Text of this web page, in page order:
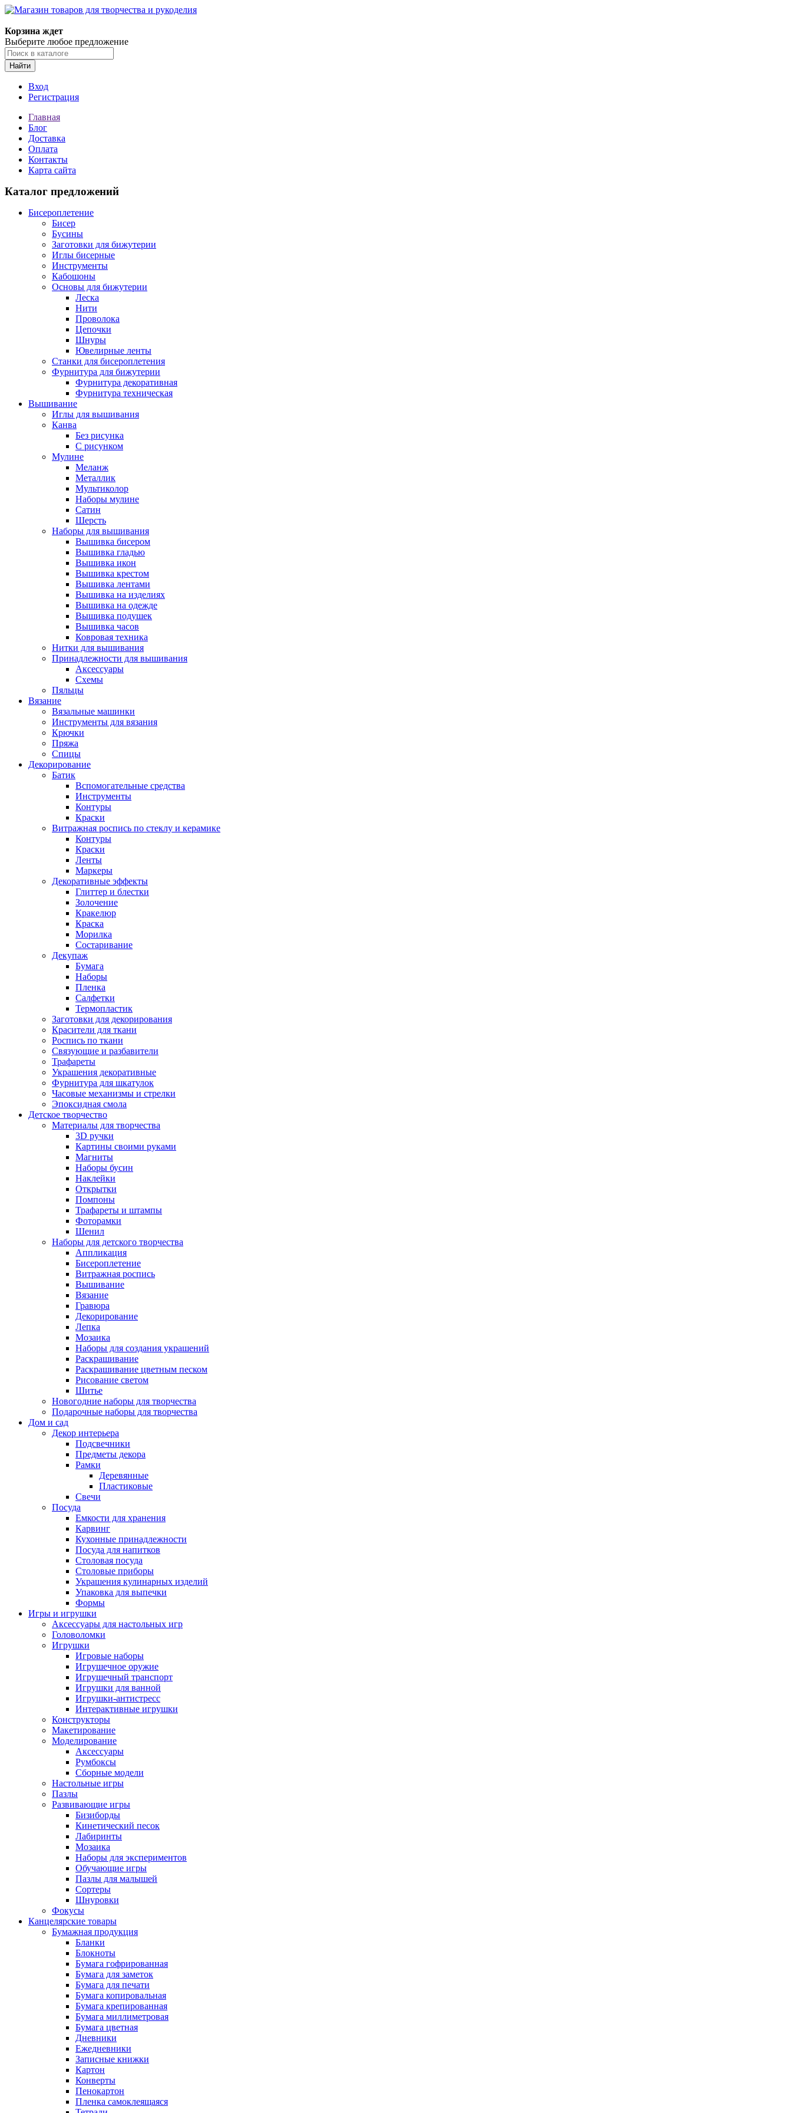
Корзина ждет
Выберите любое предложение
Найти
Вход
Регистрация
Главная
Блог
Доставка
Оплата
Контакты
Карта сайта
Каталог предложений
Бисероплетение
Бисер
Бусины
Заготовки для бижутерии
Иглы бисерные
Инструменты
Кабошоны
Основы для бижутерии
Леска
Нити
Проволока
Цепочки
Шнуры
Ювелирные ленты
Станки для бисероплетения
Фурнитура для бижутерии
Фурнитура декоративная
Фурнитура техническая
Вышивание
Иглы для вышивания
Канва
Без рисунка
С рисунком
Мулине
Меланж
Металлик
Мультиколор
Наборы мулине
Сатин
Шерсть
Наборы для вышивания
Вышивка бисером
Вышивка гладью
Вышивка икон
Вышивка крестом
Вышивка лентами
Вышивка на изделиях
Вышивка на одежде
Вышивка подушек
Вышивка часов
Ковровая техника
Нитки для вышивания
Принадлежности для вышивания
Аксессуары
Схемы
Пяльцы
Вязание
Вязальные машинки
Инструменты для вязания
Крючки
Пряжа
Спицы
Декорирование
Батик
Вспомогательные средства
Инструменты
Контуры
Краски
Витражная роспись по стеклу и керамике
Контуры
Краски
Ленты
Маркеры
Декоративные эффекты
Глиттер и блестки
Золочение
Кракелюр
Краска
Морилка
Состаривание
Декупаж
Бумага
Наборы
Пленка
Салфетки
Термопластик
Заготовки для декорирования
Красители для ткани
Роспись по ткани
Связующие и разбавители
Трафареты
Украшения декоративные
Фурнитура для шкатулок
Часовые механизмы и стрелки
Эпоксидная смола
Детское творчество
Материалы для творчества
3D ручки
Картины своими руками
Магниты
Наборы бусин
Наклейки
Открытки
Помпоны
Трафареты и штампы
Фоторамки
Шенил
Наборы для детского творчества
Аппликация
Бисероплетение
Витражная роспись
Вышивание
Вязание
Гравюра
Декорирование
Лепка
Мозаика
Наборы для создания украшений
Раскрашивание
Раскрашивание цветным песком
Рисование светом
Шитье
Новогодние наборы для творчества
Подарочные наборы для творчества
Дом и сад
Декор интерьера
Подсвечники
Предметы декора
Рамки
Деревянные
Пластиковые
Свечи
Посуда
Емкости для хранения
Карвинг
Кухонные принадлежности
Посуда для напитков
Столовая посуда
Столовые приборы
Украшения кулинарных изделий
Упаковка для выпечки
Формы
Игры и игрушки
Аксессуары для настольных игр
Головоломки
Игрушки
Игровые наборы
Игрушечное оружие
Игрушечный транспорт
Игрушки для ванной
Игрушки-антистресс
Интерактивные игрушки
Конструкторы
Макетирование
Моделирование
Аксессуары
Румбоксы
Сборные модели
Настольные игры
Пазлы
Развивающие игры
Бизиборды
Кинетический песок
Лабиринты
Мозаика
Наборы для экспериментов
Обучающие игры
Пазлы для малышей
Сортеры
Шнуровки
Фокусы
Канцелярские товары
Бумажная продукция
Бланки
Блокноты
Бумага гофрированная
Бумага для заметок
Бумага для печати
Бумага копировальная
Бумага крепированная
Бумага миллиметровая
Бумага цветная
Дневники
Ежедневники
Записные книжки
Картон
Конверты
Пенокартон
Пленка самоклеящаяся